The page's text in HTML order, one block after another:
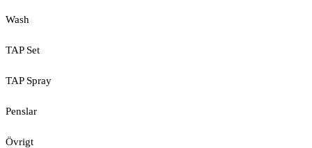
Wash
TAP Set
TAP Spray
Penslar
Övrigt